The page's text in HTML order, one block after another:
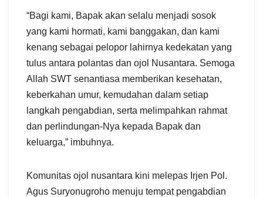
“Bagi kami, Bapak akan selalu menjadi sosok
yang kami hormati, kami banggakan, dan kami
kenang sebagai pelopor lahirnya kedekatan yang
tulus antara polantas dan ojol Nusantara. Semoga
Allah SWT senantiasa memberikan kesehatan,
keberkahan umur, kemudahan dalam setiap
langkah pengabdian, serta melimpahkan rahmat
dan perlindungan-Nya kepada Bapak dan
keluarga,” imbuhnya.
Komunitas ojol nusantara kini melepas Irjen Pol.
Agus Suryonugroho menuju tempat pengabdian